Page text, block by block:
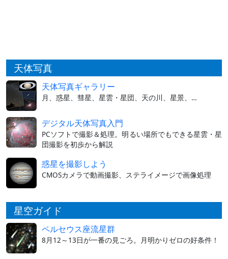
天体写真
天体写真ギャラリー
月、惑星、彗星、星雲・星団、天の川、星景、…
デジタル天体写真入門
PCソフトで撮影＆処理。明るい場所でもできる星雲・星
団撮影を初歩から解説
惑星を撮影しよう
CMOSカメラで動画撮影、ステライメージで画像処理
星空ガイド
ペルセウス座流星群
8月12～13日が一番の見ごろ。月明かりゼロの好条件！